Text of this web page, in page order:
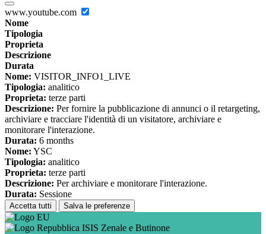
www.youtube.com
Nome
Tipologia
Proprieta
Descrizione
Durata
Nome: VISITOR_INFO1_LIVE
Tipologia: analitico
Proprieta: terze parti
Descrizione: Per fornire la pubblicazione di annunci o il retargeting,
archiviare e tracciare l'identità di un visitatore, archiviare e
monitorare l'interazione.
Durata: 6 months
Nome: YSC
Tipologia: analitico
Proprieta: terze parti
Descrizione: Per archiviare e monitorare l'interazione.
Durata: Sessione
Accetta tutti Salva le preferenze
ISIS Zenale e Butinone